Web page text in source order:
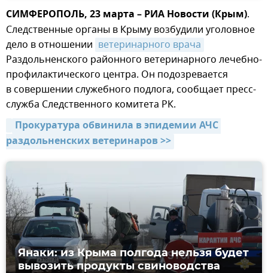
СИМФЕРОПОЛЬ, 23 марта – РИА Новости (Крым).
Следственные органы в Крыму возбудили уголовное
дело в отношении ветеринарного врача
Раздольненского районного ветеринарного лечебно-
профилактического центра. Он подозревается
в совершении служебного подлога, сообщает пресс-
служба Следственного комитета РК.
Прокуратура обвинила в эпидемии АЧС
раздольненских ветеринаров >>
Янаки: из Крыма полгода нельзя будет
вывозить продукты свиноводства